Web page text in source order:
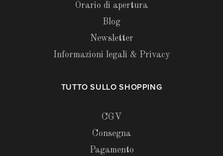
Orario di apertura
Blog
Newsletter
Informazioni legali & Privacy
TUTTO SULLO SHOPPING
CGV
Consegna
Pagamento